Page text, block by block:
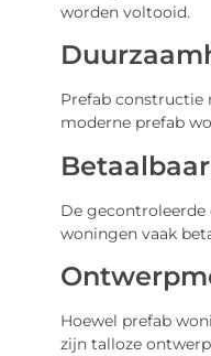
worden voltooid.
Prefab constructie
moderne prefab
De
woningen vaak
Hoewel prefab
zijn talloze